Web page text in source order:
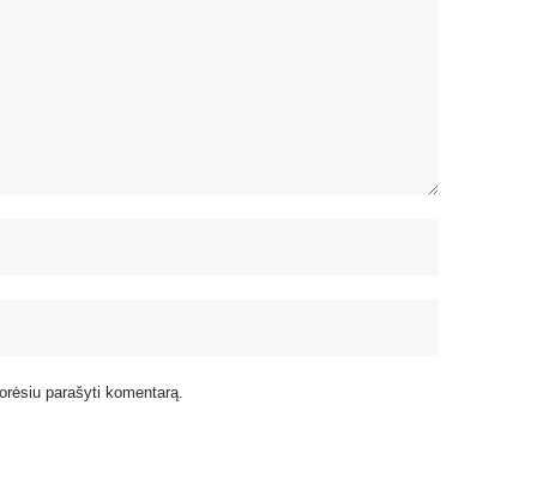
parašyti komentarą.